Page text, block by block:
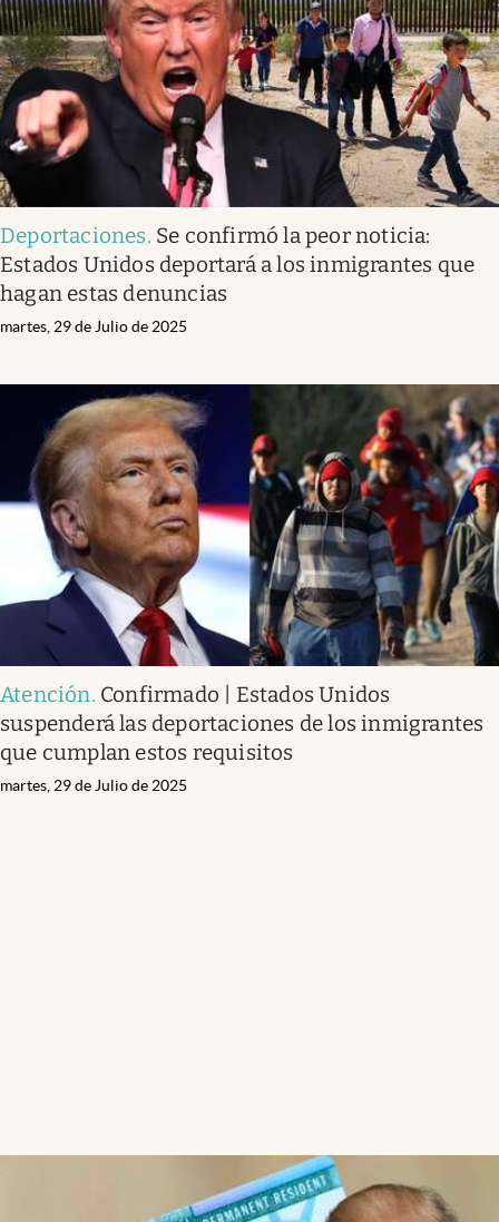
Deportaciones. Se confirmó la peor noticia:
Estados Unidos deportará a los inmigrantes que
hagan estas denuncias
martes, 29 de Julio de 2025
Atención. Confirmado | Estados Unidos
suspenderá las deportaciones de los inmigrantes
que cumplan estos requisitos
martes, 29 de Julio de 2025